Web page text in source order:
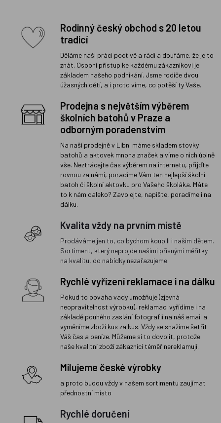
Rodinný český obchod s 20 letou
tradicí
Děláme naši práci poctivě a rádi a doufáme, že je to
znát. Osobní přístup ke každému zákazníkovi je
základem našeho podnikání. Jsme rodiče dvou
úžasných dětí, a i proto víme, co potěší ty Vaše.
Prodejna s největším výběrem
školních batohů v Praze a
odborným poradenstvím
Na naší prodejně v Libni máme skladem stovky
batohů a aktovek mnoha značek a víme o nich úplně
vše. Neztrácejte čas výběrem na internetu, přijďte
rovnou za námi, poradíme Vám ten nejlepší školní
batoh či školní aktovku pro Vašeho školáka. Máte
to k nám daleko? Zavolejte, napište, poradíme i na
dálku.
Kvalita vždy na prvním místě
Prodáváme jen to, co bychom koupili i našim dětem.
Sortiment, který neprojde našimi přísnými měřítky
na kvalitu, do nabídky nezařazujeme.
Rychlé vyřízení reklamace i na dálku
Pokud to povaha vady umožňuje (zjevná
neopravitelnost výrobku), reklamaci vyřídíme i na
základě pouhého zaslání fotografií na náš email a
vyměníme zboží kus za kus. Vždy se snažíme šetřit
Váš čas a peníze. Můžeme si to dovolit, protože
naše kvalitní zboží zákazníci téměř nereklamují.
Milujeme české výrobky
a proto budou vždy v našem sortimentu zaujímat
přednostní místo
Rychlé doručení